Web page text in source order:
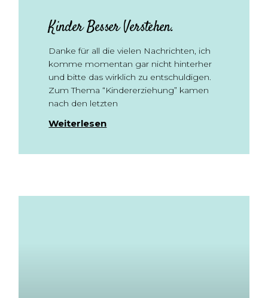
Kinder Besser Verstehen.
Danke für all die vielen Nachrichten, ich
komme momentan gar nicht hinterher
und bitte das wirklich zu entschuldigen.
Zum Thema “Kindererziehung” kamen
nach den letzten
Weiterlesen